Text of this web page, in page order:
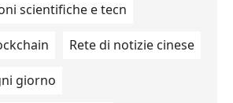
scientifiche e tecn
Rete di notizie cinese
giorno